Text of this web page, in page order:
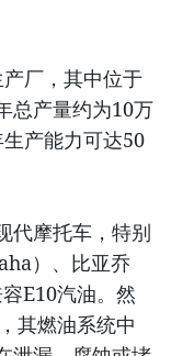
厂，其中位于
总产量约为10万
产能力可达50
代摩托车，特别
）、比亚乔
E10汽油。然
其燃油系统中